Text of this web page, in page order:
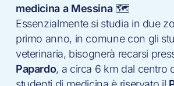
medicina a Messina🗺
Essenzialmente si studia in due
primo anno, in comune con gli
veterinaria, bisognerà recarsi
Papardo, a circa 6 km dal centro